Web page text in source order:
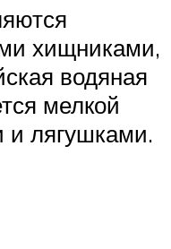
хищниками,
водяная
мелкой
лягушками.